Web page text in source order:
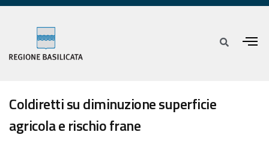
Coldiretti su diminuzione superficie
agricola e rischio frane